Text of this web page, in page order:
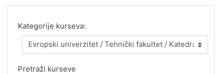
Kategorije kurseva:
Pretraži kurseve